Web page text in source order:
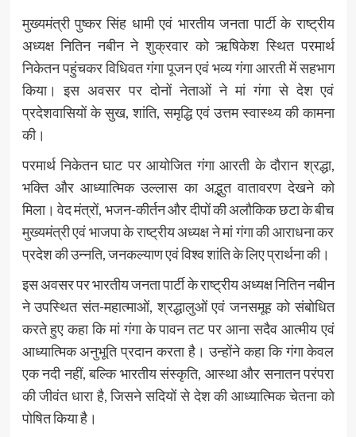
मुख्यमंत्री पुष्कर सिंह धामी एवं भारतीय जनता पार्टी के राष्ट्रीय
अध्यक्ष नितिन नबीन ने शुक्रवार को ऋषिकेश स्थित परमार्थ
निकेतन पहुंचकर विधिवत गंगा पूजन एवं भव्य गंगा आरती में सहभाग
किया। इस अवसर पर दोनों नेताओं ने मां गंगा से देश एवं
प्रदेशवासियों के सुख, शांति, समृद्धि एवं उत्तम स्वास्थ्य की कामना
की।
परमार्थ निकेतन घाट पर आयोजित गंगा आरती के दौरान श्रद्धा,
भक्ति और आध्यात्मिक उल्लास का अद्भुत वातावरण देखने को
मिला। वेद मंत्रों, भजन-कीर्तन और दीपों की अलौकिक छटा के बीच
मुख्यमंत्री एवं भाजपा के राष्ट्रीय अध्यक्ष ने मां गंगा की आराधना कर
प्रदेश की उन्नति, जनकल्याण एवं विश्व शांति के लिए प्रार्थना की।
इस अवसर पर भारतीय जनता पार्टी के राष्ट्रीय अध्यक्ष नितिन नबीन
ने उपस्थित संत-महात्माओं, श्रद्धालुओं एवं जनसमूह को संबोधित
करते हुए कहा कि मां गंगा के पावन तट पर आना सदैव आत्मीय एवं
आध्यात्मिक अनुभूति प्रदान करता है। उन्होंने कहा कि गंगा केवल
एक नदी नहीं, बल्कि भारतीय संस्कृति, आस्था और सनातन परंपरा
की जीवंत धारा है, जिसने सदियों से देश की आध्यात्मिक चेतना को
पोषित किया है।